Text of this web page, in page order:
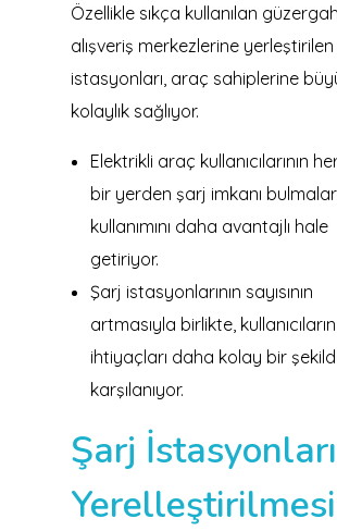
Özellikle sıkça kullanılan
alışveriş merkezlerine
istasyonları, araç sahiplerine
kolaylık sağlıyor.
Elektrikli araç kullanıcılarının
bir yerden şarj imkanı
kullanımını daha avantajlı hale
getiriyor.
Şarj istasyonlarının sayısının
artmasıyla birlikte,
ihtiyaçları daha kolay bir
karşılanıyor.
Şarj
Yerelleştirilmesi